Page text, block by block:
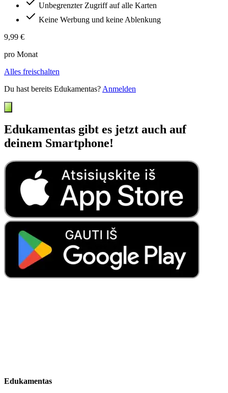
Unbegrenzter Zugriff auf alle Karten
Keine Werbung und keine Ablenkung
9,99 €
pro Monat
Alles freischalten
Du hast bereits Edukamentas? Anmelden
Edukamentas gibt es jetzt auch auf
deinem Smartphone!
Edukamentas